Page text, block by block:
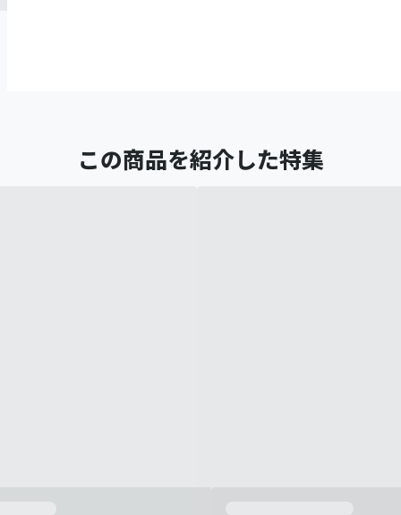
この商品を紹介した特集